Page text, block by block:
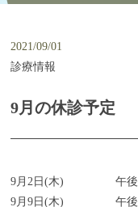
快適な治療と心地よ
むし歯の治療跡や銀
歯が虫歯にならない
お子さまの歯並びを
2021/09/01
診療情報
9月の休診予定
9月2日(木) 午後
9月9日(木) 午後